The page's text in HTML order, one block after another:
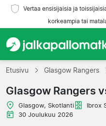
Vertaa ensisijaisia ja
korkeampia tai
Etusivu
Joukkueet
Liigat
Etusivu Glasgow Rangers
Glasgow Rangers
Glasgow, Skotlanti Ibrox
30 Joulukuu 2026